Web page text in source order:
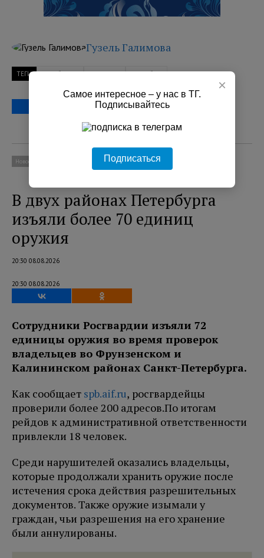
Гузель Галимова
ТЕГИ Ленобласть наркотики Петербург
Новости
В двух районах Петербурга
изъяли более 70 единиц
оружия
20:30 08.08.2026
20:30 08.08.2026
Сотрудники Росгвардии изъяли 72
единицы оружия во время проверок
владельцев во Фрунзенском и
Калининском районах Санкт-Петербурга.
Как сообщает spb.aif.ru, росгвардейцы
проверили более 200 адресов.По итогам
рейдов к административной ответственности
привлекли 18 человек.
Среди нарушителей оказались владельцы,
которые продолжали хранить оружие после
истечения срока действия разрешительных
документов. Также оружие изымали у
граждан, чьи разрешения на его хранение
были аннулированы.
×
Самое интересное – у нас в ТГ.
Подписывайтесь
Подписаться